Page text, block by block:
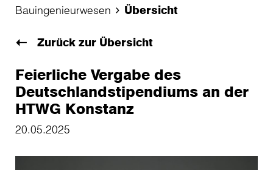
Bauingenieurwesen
Übersicht
Zurück zur Übersicht
Feierliche Vergabe des
Deutschlandstipendiums an der
HTWG Konstanz
20.05.2025